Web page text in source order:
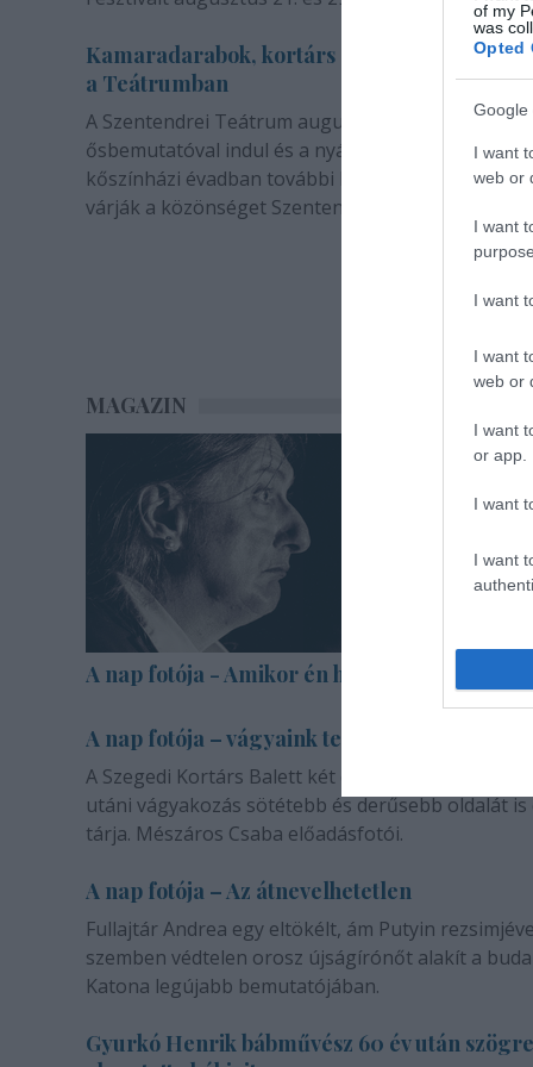
of my
was
Opted
Google
I want
web or
I want
I want
I want
web or
I want
or app.
I want
I want
Kamaradarabok, kortárs drámák,
a Teátrumban
A Szentendrei Teátrum augusztusban két
ősbemutatóval indul és a nyár végével sem zárul.
kőszínházi évadban további bemutatók és
várják a közönséget Szentendrén.
MAGAZIN
A nap fotója - Amikor én halott voltam
A nap fotója – vágyaink természetéről
A Szegedi Kortárs Balett két darabja a másik ember
utáni vágyakozás sötétebb és derűsebb oldalát is
tárja. Mészáros Csaba előadásfotói.
A nap fotója – Az átnevelhetetlen
Fullajtár Andrea egy eltökélt, ám Putyin
szemben védtelen orosz újságírónőt alakít a
Katona legújabb bemutatójában.
Gyurkó Henrik bábművész 60 év után szögre